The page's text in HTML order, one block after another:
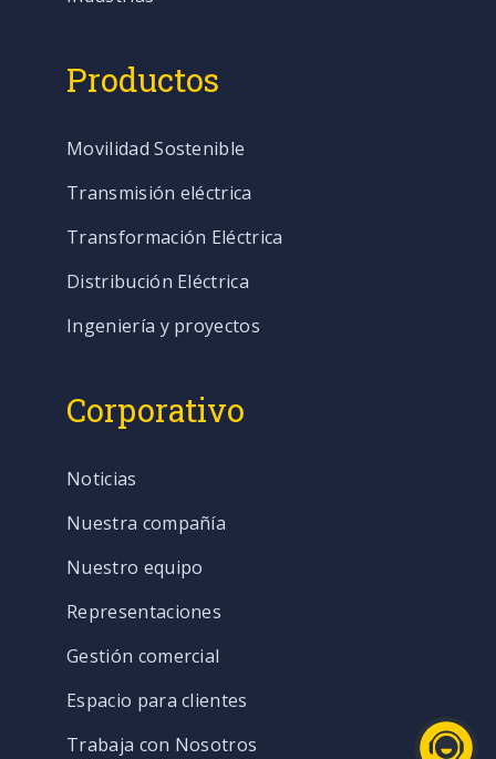
Productos
Movilidad Sostenible
Transmisión eléctrica
Transformación Eléctrica
Distribución Eléctrica
Ingeniería y proyectos
Corporativo
Noticias
Nuestra compañía
Nuestro equipo
Representaciones
Gestión comercial
Espacio para clientes
Trabaja con Nosotros